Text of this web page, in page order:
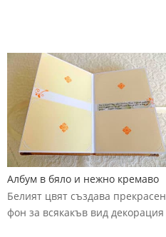
Албум в бяло и нежно кремаво
Белият цвят създава прекрасен
фон за всякакъв вид декорация